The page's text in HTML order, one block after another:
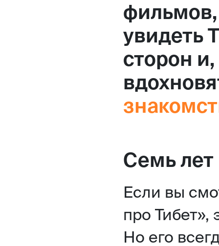
увидеть
сторон
Семь лет
Если вы
про Тибет»,
Но его